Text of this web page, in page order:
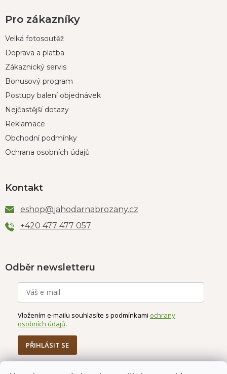
Pro zákazníky
Velká fotosoutěž
Doprava a platba
Zákaznický servis
Bonusový program
Postupy balení objednávek
Nejčastější dotazy
Reklamace
Obchodní podmínky
Ochrana osobních údajů
Kontakt
eshop@jahodarnabrozany.cz
+420 477 477 057
Odběr newsletteru
Vložením e-mailu souhlasíte s podmínkami ochrany
osobních údajů.
PŘIHLÁSIT SE